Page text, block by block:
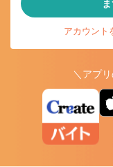
アカウント
＼アプ